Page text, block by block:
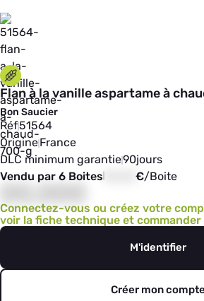
Flan à la vanille aspartame à
Bon Saucier
Réf51564
OrigineFrance
DLC minimum garantie90jours
Vendu par 6 Boites
€/Boite
Connectez-vous ou créez votre
voir la fiche technique et commander
M'identifier
Créer mon compte